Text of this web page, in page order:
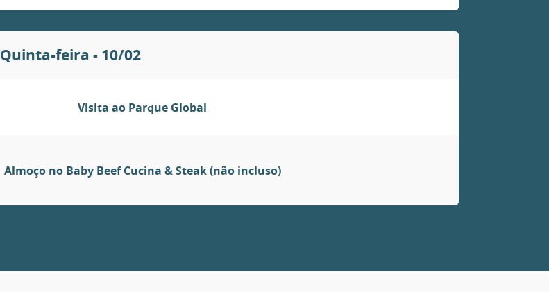
Quinta-feira - 10/02
Visita ao Parque Global
Almoço no Baby Beef Cucina & Steak (não incluso)